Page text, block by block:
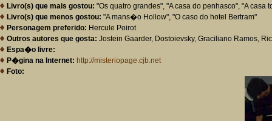
Livro(s) que mais gostou: "Os quatro grandes", "A casa do penhasco", "A
Livro(s) que menos gostou: "A mans�o Hollow", "O caso do hotel Bertram"
Personagem preferido: Hercule Poirot
Outros autores que gosta: Jostein Gaarder, Dostoievsky, Graciliano Ramos,
Espa�o livre:
P�gina na Internet: http://misteriopage.cjb.net
Foto: